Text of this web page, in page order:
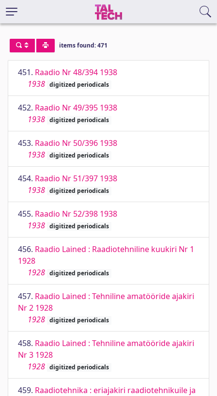
items found: 471
451. Raadio Nr 48/394 1938
1938 digitized periodicals
452. Raadio Nr 49/395 1938
1938 digitized periodicals
453. Raadio Nr 50/396 1938
1938 digitized periodicals
454. Raadio Nr 51/397 1938
1938 digitized periodicals
455. Raadio Nr 52/398 1938
1938 digitized periodicals
456. Raadio Lained : Raadiotehniline kuukiri Nr 1
1928
1928 digitized periodicals
457. Raadio Lained : Tehniline amatööride ajakiri
Nr 2 1928
1928 digitized periodicals
458. Raadio Lained : Tehniline amatööride ajakiri
Nr 3 1928
1928 digitized periodicals
459. Raadiotehnika : eriajakiri raadiotehnikuile ja